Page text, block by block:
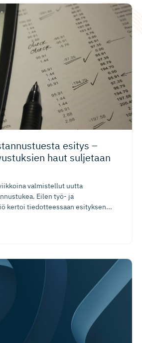
esitys –
haut suljetaan
valmistellut uutta
Eilen työ- ja
kertoi tiedotteessaan esityksen...